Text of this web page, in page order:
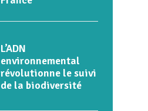
L’ADN
environnemental
révolutionne le suivi
de la biodiversité